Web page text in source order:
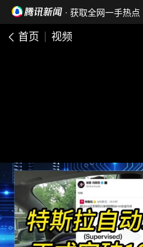
· 获取全网一手热点
首页 视频